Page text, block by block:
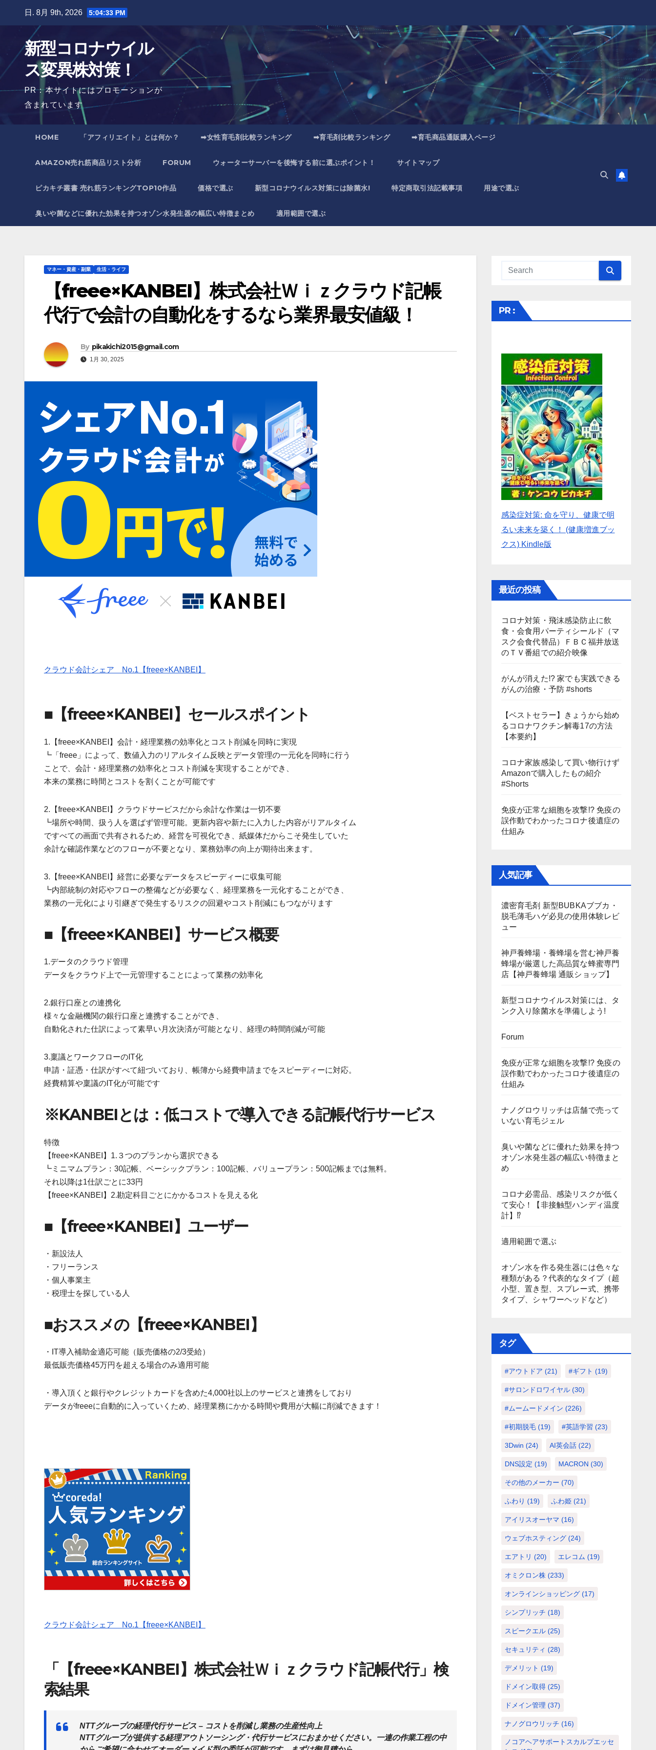
日. 8月 9th, 2026 5:04:34 PM
新型コロナウイル
ス変異株対策！
PR：本サイトにはプロモーションが
含まれています
HOME 「アフィリエイト」とは何か？ ➡女性育毛剤比較ランキング ➡育毛剤比較ランキング ➡育毛商品通販購入ページ
AMAZON売れ筋商品リスト分析 FORUM ウォーターサーバーを後悔する前に選ぶポイント！ サイトマップ
ピカキチ叢書 売れ筋ランキングTOP10作品 価格で選ぶ 新型コロナウイルス対策には除菌水! 特定商取引法記載事項 用途で選ぶ
臭いや菌などに優れた効果を持つオゾン水発生器の幅広い特徴まとめ 適用範囲で選ぶ
マネー・資産・副業 生活・ライフ
【freee×KANBEI】株式会社Ｗｉｚクラウド記帳
代行で会計の自動化をするなら業界最安値級！
By pikakichi2015@gmail.com
1月 30, 2025
クラウド会計シェア No.1【freee×KANBEI】
■【freee×KANBEI】セールスポイント
1.【freee×KANBEI】会計・経理業務の効率化とコスト削減を同時に実現
┗「freee」によって、数値入力のリアルタイム反映とデータ管理の一元化を同時に行う
ことで、会計・経理業務の効率化とコスト削減を実現することができ、
本来の業務に時間とコストを割くことが可能です
2.【freee×KANBEI】クラウドサービスだから余計な作業は一切不要
┗場所や時間、扱う人を選ばず管理可能。更新内容や新たに入力した内容がリアルタイム
ですべての画面で共有されるため、経営を可視化でき、紙媒体だからこそ発生していた
余計な確認作業などのフローが不要となり、業務効率の向上が期待出来ます。
3.【freee×KANBEI】経営に必要なデータをスピーディーに収集可能
┗内部統制の対応やフローの整備などが必要なく、経理業務を一元化することができ、
業務の一元化により引継ぎで発生するリスクの回避やコスト削減にもつながります
■【freee×KANBEI】サービス概要
1.データのクラウド管理
データをクラウド上で一元管理することによって業務の効率化
2.銀行口座との連携化
様々な金融機関の銀行口座と連携することができ、
自動化された仕訳によって素早い月次決済が可能となり、経理の時間削減が可能
3.稟議とワークフローのIT化
申請・証憑・仕訳がすべて紐づいており、帳簿から経費申請までをスピーディーに対応。
経費精算や稟議のIT化が可能です
※KANBEIとは：低コストで導入できる記帳代行サービス
特徴
【freee×KANBEI】1.３つのプランから選択できる
┗ミニマムプラン：30記帳、ベーシックプラン：100記帳、バリュープラン：500記帳までは無料。
それ以降は1仕訳ごとに33円
【freee×KANBEI】2.勘定科目ごとにかかるコストを見える化
■【freee×KANBEI】ユーザー
・新設法人
・フリーランス
・個人事業主
・税理士を探している人
■おススメの【freee×KANBEI】
・IT導入補助金適応可能（販売価格の2/3受給）
最低販売価格45万円を超える場合のみ適用可能
・導入頂くと銀行やクレジットカードを含めた4,000社以上のサービスと連携をしており
データがfreeeに自動的に入っていくため、経理業務にかかる時間や費用が大幅に削減できます！
クラウド会計シェア No.1【freee×KANBEI】
「【freee×KANBEI】株式会社Ｗｉｚクラウド記帳代行」検
索結果
NTTグループの経理代行サービス – コストを削減し業務の生産性向上
NTTグループが提供する経理アウトソーシング・代行サービスにおまかせください。一連の作業工程の中
PR :
感染症対策: 命を守り、健康で明
るい未来を築く！ (健康増進ブッ
クス) Kindle版
最近の投稿
コロナ対策・飛沫感染防止に飲
食・会食用パーティシールド（マ
スク会食代替品）ＦＢＣ福井放送
のＴＶ番組での紹介映像
がんが消えた!? 家でも実践できる
がんの治療・予防 #shorts
【ベストセラー】きょうから始め
るコロナワクチン解毒17の方法
【本要約】
コロナ家族感染して買い物行けず
Amazonで購入したもの紹介
#Shorts
免疫が正常な細胞を攻撃!? 免疫の
誤作動でわかったコロナ後遺症の
仕組み
人気記事
濃密育毛剤 新型BUBKAブブカ・
脱毛薄毛ハゲ必見の使用体験レビ
ュー
神戸養蜂場・養蜂場を営む神戸養
蜂場が厳選した高品質な蜂蜜専門
店【神戸養蜂場 通販ショップ】
新型コロナウイルス対策には、タ
ンク入り除菌水を準備しよう!
Forum
免疫が正常な細胞を攻撃!? 免疫の
誤作動でわかったコロナ後遺症の
仕組み
ナノグロウリッチは店舗で売って
いない育毛ジェル
臭いや菌などに優れた効果を持つ
オゾン水発生器の幅広い特徴まと
め
コロナ必需品、感染リスクが低く
て安心！【非接触型ハンディ温度
計】⁉
適用範囲で選ぶ
オゾン水を作る発生器には色々な
種類がある？代表的なタイプ（超
小型、置き型、スプレー式、携帯
タイプ、シャワーヘッドなど）
タグ
#アウトドア (21) #ギフト (19)
#サロンドロワイヤル(30)
#ムームードメイン (226)
#初期脱毛(19) #英語学習 (23)
3Dwin (24) AI英会話(22)
DNS設定 (19) MACRON (30)
その他のメーカー (70)
ふわり (19) ふわ姫(21)
アイリスオーヤマ (16)
ウェブホスティング(24)
エアトリ (20) エレコム (19)
オミクロン株(233)
オンラインショッピング(17)
シンプリッチ (18)
スピークエル(25)
セキュリティ (28)
デメリット (19)
ドメイン取得(25)
ドメイン管理 (37)
ナノグロウリッチ (16)
ノコアヘアサポートスカルプエッセ